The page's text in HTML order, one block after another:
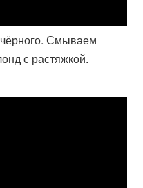
Смываем
с растяжкой.